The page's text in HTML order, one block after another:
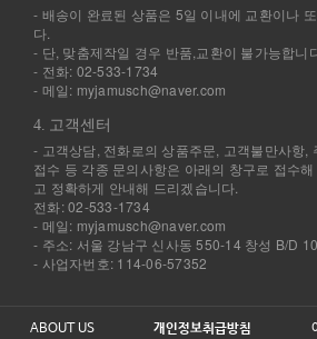
- 배송이 완료된 상품은 5일 이내에 교환이나
다.
- 단, 맞춤제작일 경우 반품,교환이 불가능합니
- 전화: 02-533-1734
- 메일: myjamusch@naver.com
4. 고객센터
- 고객상담, 전화로의 상품주문, 고객불만사항,
접수 등 각종 문의사항은 아래의 창구로 접수
고 정확하게 안내해 드리겠습니다.
전화: 02-533-1734
- 메일: myjamusch@naver.com
- 주소: 서울 강남구 신사동 550-14 창성 B/D
- 사업자번호: 114-06-57352
ABOUT US 개인정보취급방침